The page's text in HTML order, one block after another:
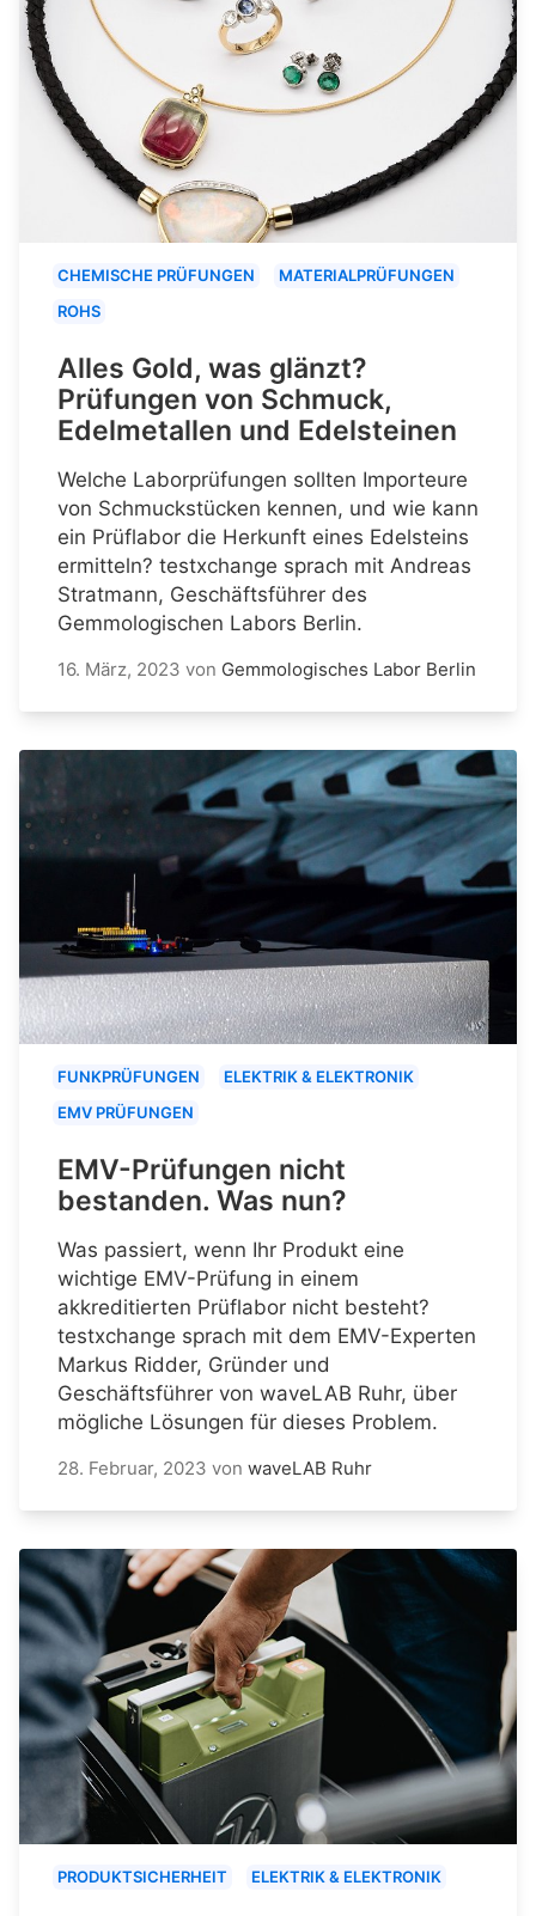
CHEMISCHE PRÜFUNGEN
MATERIALPRÜFUNGEN
ROHS
Alles Gold, was glänzt?
Prüfungen von Schmuck,
Edelmetallen und Edelsteinen
Welche Laborprüfungen sollten Importeure
von Schmuckstücken kennen, und wie kann
ein Prüflabor die Herkunft eines Edelsteins
ermitteln? testxchange sprach mit Andreas
Stratmann, Geschäftsführer des
Gemmologischen Labors Berlin.
16. März, 2023 von Gemmologisches Labor Berlin
FUNKPRÜFUNGEN
ELEKTRIK & ELEKTRONIK
EMV PRÜFUNGEN
EMV-Prüfungen nicht
bestanden. Was nun?
Was passiert, wenn Ihr Produkt eine
wichtige EMV-Prüfung in einem
akkreditierten Prüflabor nicht besteht?
testxchange sprach mit dem EMV-Experten
Markus Ridder, Gründer und
Geschäftsführer von waveLAB Ruhr, über
mögliche Lösungen für dieses Problem.
28. Februar, 2023 von waveLAB Ruhr
PRODUKTSICHERHEIT ELEKTRIK & ELEKTRONIK